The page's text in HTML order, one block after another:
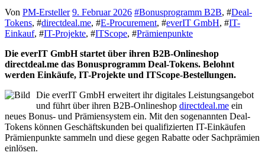
Von PM-Ersteller 9. Februar 2026 #Bonusprogramm B2B, #Deal-
Tokens, #directdeal.me, #E-Procurement, #everIT GmbH, #IT-
Einkauf, #IT-Projekte, #ITScope, #Prämienpunkte
Die everIT GmbH startet über ihren B2B-Onlineshop
directdeal.me das Bonusprogramm Deal-Tokens. Belohnt
werden Einkäufe, IT-Projekte und ITScope-Bestellungen.
Die everIT GmbH erweitert ihr digitales Leistungsangebot
und führt über ihren B2B-Onlineshop directdeal.me ein
neues Bonus- und Prämiensystem ein. Mit den sogenannten Deal-
Tokens können Geschäftskunden bei qualifizierten IT-Einkäufen
Prämienpunkte sammeln und diese gegen Rabatte oder Sachprämien
einlösen.